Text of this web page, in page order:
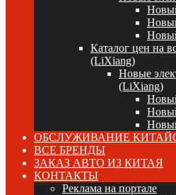
Каталог цен на
(LiXiang)
Новые
(LiXiang)
ОБСЛУЖИВАНИЕ
ВСЕ БРЕНДЫ
ЗАКАЗ АВТО ИЗ КИТАЯ
КОНТАКТЫ
Реклама на портале